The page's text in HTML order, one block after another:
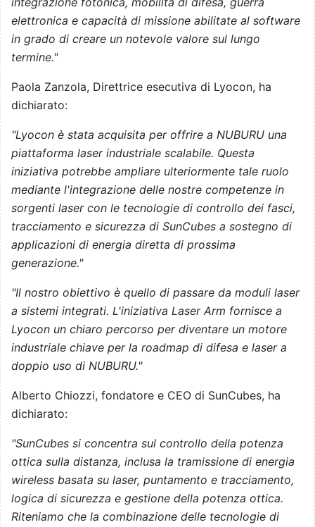
elettronica e capacità di missione abilitate al software
in grado di creare un notevole valore sul lungo
termine."
Paola Zanzola, Direttrice esecutiva di Lyocon, ha
dichiarato:
"Lyocon è stata acquisita per offrire a NUBURU una
piattaforma laser industriale scalabile. Questa
iniziativa potrebbe ampliare ulteriormente tale ruolo
mediante l'integrazione delle nostre competenze in
sorgenti laser con le tecnologie di controllo dei fasci,
tracciamento e sicurezza di SunCubes a sostegno di
applicazioni di energia diretta di prossima
generazione."
"Il nostro obiettivo è quello di passare da moduli laser
a sistemi integrati. L'iniziativa Laser Arm fornisce a
Lyocon un chiaro percorso per diventare un motore
industriale chiave per la roadmap di difesa e laser a
doppio uso di NUBURU."
Alberto Chiozzi, fondatore e CEO di SunCubes, ha
dichiarato:
"SunCubes si concentra sul controllo della potenza
ottica sulla distanza, inclusa la tramissione di energia
wireless basata su laser, puntamento e tracciamento,
logica di sicurezza e gestione della potenza ottica.
Riteniamo che la combinazione delle tecnologie di